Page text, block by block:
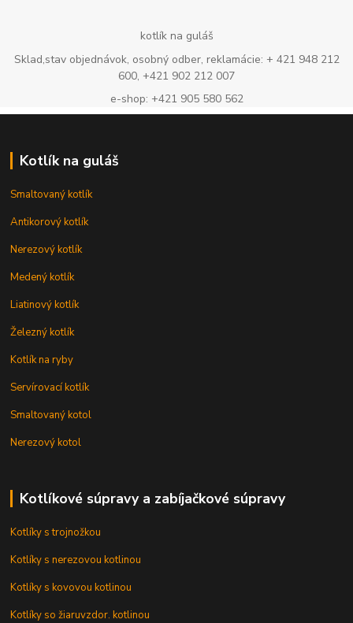
kotlík na guláš
Sklad,stav objednávok, osobný odber, reklamácie: + 421 948 212
600, +421 902 212 007
e-shop: +421 905 580 562
Kotlík na guláš
Smaltovaný kotlík
Antikorový kotlík
Nerezový kotlík
Medený kotlík
Liatinový kotlík
Železný kotlík
Kotlík na ryby
Servírovací kotlík
Smaltovaný kotol
Nerezový kotol
Kotlíkové súpravy a zabíjačkové súpravy
Kotlíky s trojnožkou
Kotlíky s nerezovou kotlinou
Kotlíky s kovovou kotlinou
Kotlíky so žiaruvzdor. kotlinou